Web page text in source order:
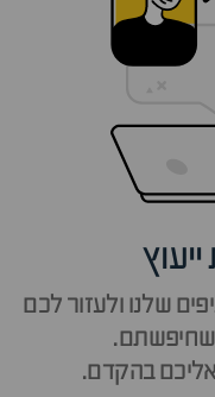
שלנו ולעזור לכם
שחיפשתם.
אליכם בהקדם.